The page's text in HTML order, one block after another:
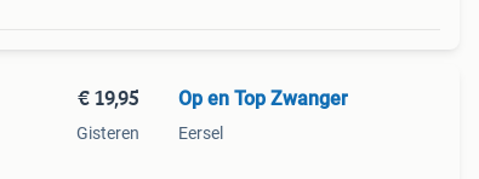
€ 19,95
Gisteren
Op en Top Zwanger
Eersel